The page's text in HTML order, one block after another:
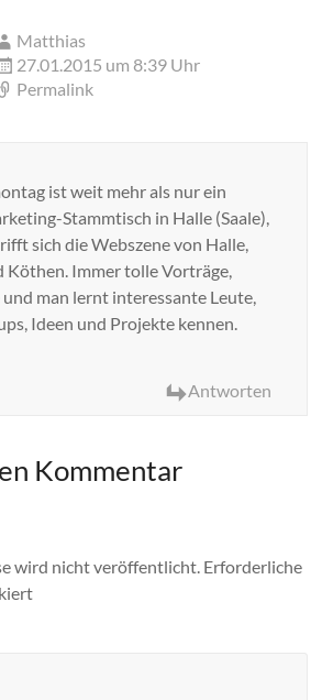
Matthias
27.01.2015 um 8:39 Uhr
Permalink
ist weit mehr als nur ein
Stammtisch in Halle (Saale),
sich die Webszene von Halle,
Köthen. Immer tolle Vorträge,
man lernt interessante Leute,
Ideen und Projekte kennen.
Antworten
Kommentar
wird nicht veröffentlicht. Erforderliche